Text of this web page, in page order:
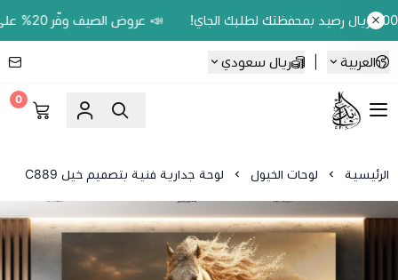
📣 عروض الصيف وفّر 20% على اللوحات الحين.. واكسب 200 ريال رصيد بمحفظتك لطلبك الجاي!
العربية ريال سعودي
Ebbdaa art
0
الرئيسية لوحات الخيول لوحة جدارية فنية بتصميم خيل C889